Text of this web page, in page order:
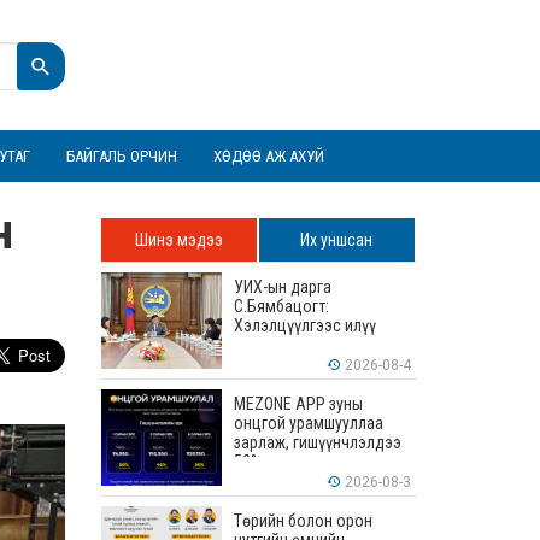
БАЙГАЛЬ ОРЧИН ХӨДӨӨ АЖ АХУЙ
Шинэ мэдээ Их уншсан
УИХ-ын дарга
С.Бямбацогт:
Хэлэлцүүлгээс илүү
илүү бодит үр дүн чухал
2026-08-4
MEZONE APP зуны
онцгой урамшууллаа
зарлаж, гишүүнчлэлдээ
50% хүртэлх хөнгөлөлт
үзүүлж эхэллээ 2026-08-3
Төрийн болон орон